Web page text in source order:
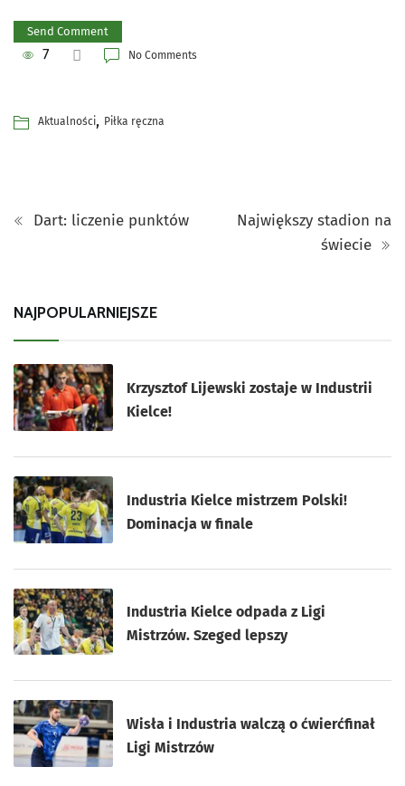
7 No Comments
Aktualności, Piłka ręczna
Dart: liczenie punktów
Największy stadion na
świecie
NAJPOPULARNIEJSZE
Krzysztof Lijewski zostaje w Industrii
Kielce!
Industria Kielce mistrzem Polski!
Dominacja w finale
Industria Kielce odpada z Ligi
Mistrzów. Szeged lepszy
Wisła i Industria walczą o ćwierćfinał
Ligi Mistrzów